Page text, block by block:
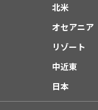
北米
オセアニア
リゾート
中近東
日本